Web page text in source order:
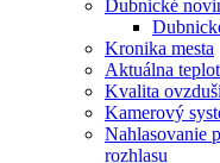
Dubnické
Kronika mesta
Aktuálna
Kvalita
Kamerový
Nahlasovanie
rozhlasu